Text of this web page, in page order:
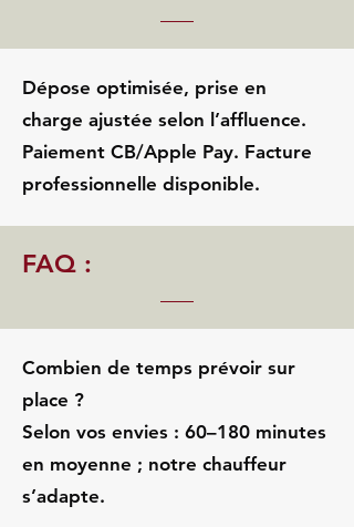
Dépose optimisée, prise en
charge ajustée selon l’affluence.
Paiement CB/Apple Pay. Facture
professionnelle disponible.
FAQ :
Combien de temps prévoir sur
place ?
Selon vos envies : 60–180 minutes
en moyenne ; notre chauffeur
s’adapte.